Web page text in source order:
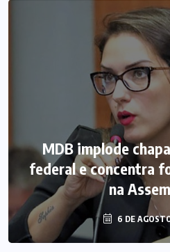
MDB implode
federal e concentra
na
6 DE